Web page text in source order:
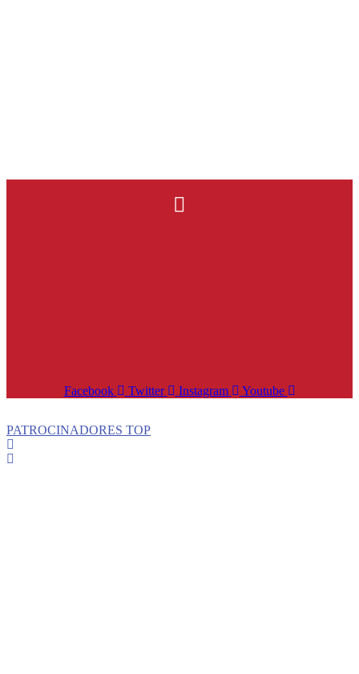
Facebook Twitter Instagram Youtube
PATROCINADORES TOP